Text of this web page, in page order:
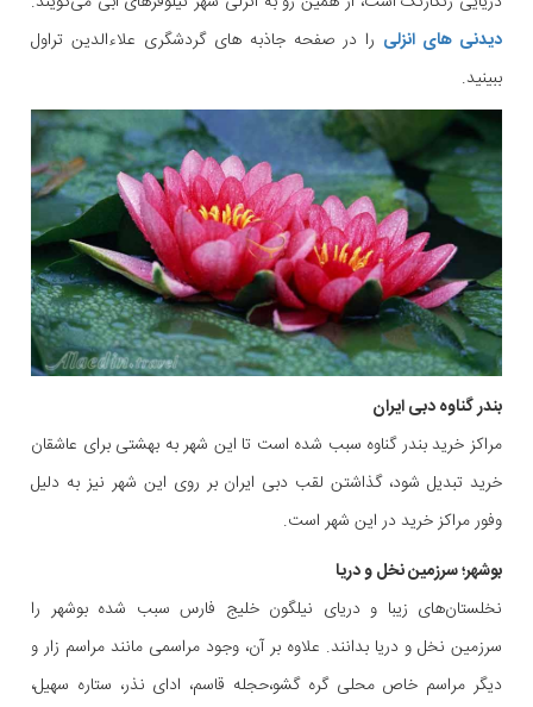
دیدنی های انزلی را در صفحه جاذبه های گردشگری علاءالدین تراول
ببینید.
بندر گناوه دبی ایران
مراکز خرید بندر گناوه سبب شده است تا این شهر به بهشتی برای عاشقان
خرید تبدیل شود، گذاشتن لقب دبی ایران بر روی این شهر نیز به دلیل
وفور مراکز خرید در این شهر است.
بوشهر؛ سرزمین نخل و دریا
نخلستان‌های زیبا و دریای نیلگون خلیج فارس سبب شده بوشهر را
سرزمین نخل و دریا بدانند. علاوه بر آن، وجود مراسمی مانند مراسم زار و
دیگر مراسم خاص محلی گره گشو،حجله قاسم، ادای نذر، ستاره سهیل،